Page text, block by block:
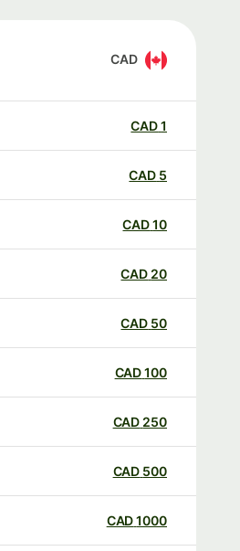
CAD
CAD
CAD
CAD
20
CAD
50
CAD
100
CAD
250
CAD
500
CAD
1000
CAD